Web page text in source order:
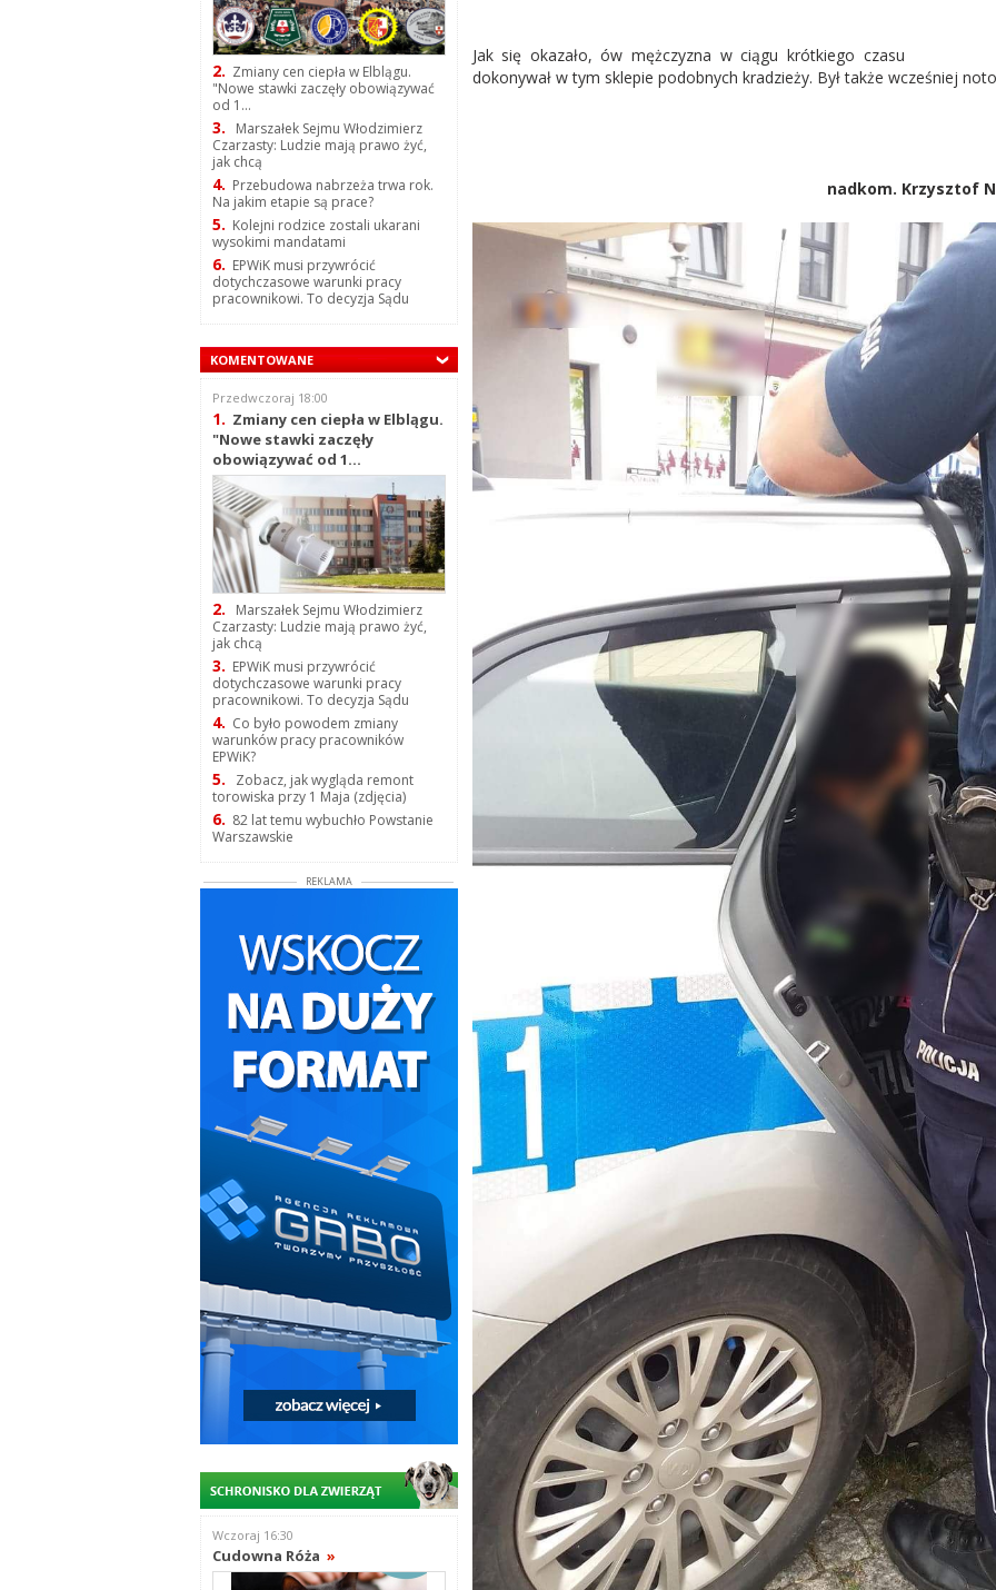
2. Zmiany cen ciepła w Elblągu.
"Nowe stawki zaczęły obowiązywać
od 1...
3.
Marszałek Sejmu Włodzimierz
Czarzasty: Ludzie mają prawo żyć,
jak chcą
4. Przebudowa nabrzeża trwa rok.
Na jakim etapie są prace?
5. Kolejni rodzice zostali ukarani
wysokimi mandatami
6. EPWiK musi przywrócić
dotychczasowe warunki pracy
pracownikowi. To decyzja Sądu
KOMENTOWANE
Przedwczoraj 18:00
1. Zmiany cen ciepła w Elblągu.
"Nowe stawki zaczęły
obowiązywać od 1...
2.
Marszałek Sejmu Włodzimierz
Czarzasty: Ludzie mają prawo żyć,
jak chcą
3. EPWiK musi przywrócić
dotychczasowe warunki pracy
pracownikowi. To decyzja Sądu
4. Co było powodem zmiany
warunków pracy pracowników
EPWiK?
5.
Zobacz, jak wygląda remont
torowiska przy 1 Maja (zdjęcia)
6. 82 lat temu wybuchło Powstanie
Warszawskie
REKLAMA
Wczoraj 16:30
Cudowna Róża »
Jak się okazało, ów mężczyzna w ciągu krótkiego czasu
dokonywał w tym sklepie podobnych kradzieży. Był także wcześniej
nadkom. Krzysztof